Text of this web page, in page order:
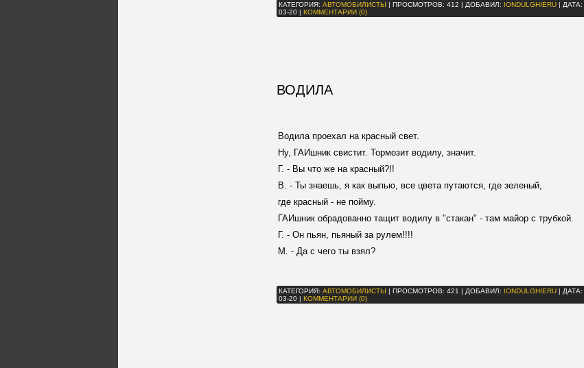
КАТЕГОРИЯ: АВТОМОБИЛИСТЫ | ПРОСМОТРОВ: 412 | ДОБАВИЛ: IONDULGHIERU | ДАТА:
03-20 | КОММЕНТАРИИ (0)
ВОДИЛА
Водила проехал на красный свет.
Ну, ГАИшник свистит. Тормозит водилу, значит.
Г. - Вы что же на красный?!!
В. - Ты знаешь, я как выпью, все цвета путаются, где зеленый,
где красный - не пойму.
ГАИшник обрадованно тащит водилу в "стакан" - там майор с трубкой.
Г. - Он пьян, пьяный за рулем!!!!
М. - Да с чего ты взял?
КАТЕГОРИЯ: АВТОМОБИЛИСТЫ | ПРОСМОТРОВ: 421 | ДОБАВИЛ: IONDULGHIERU | ДАТА:
03-20 | КОММЕНТАРИИ (0)